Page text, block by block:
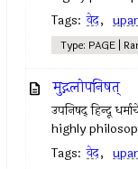
Tags: वेद,
Type: PAGE |
मुद्गलोपनिषत्
उपनिषद् हिन्दू
highly
Tags: वेद,